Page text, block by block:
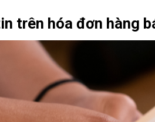
trên hóa đơn hàng